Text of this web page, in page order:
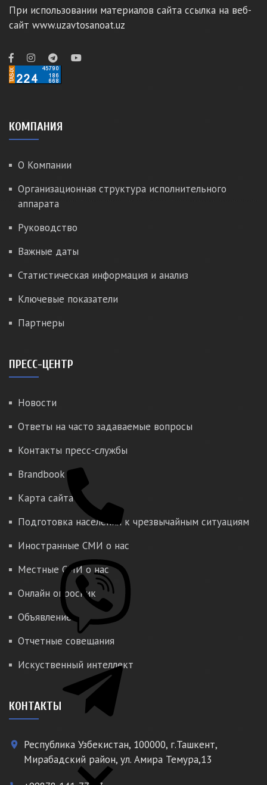
При использовании материалов сайта ссылка на веб-
сайт www.uzavtosanoat.uz
КОМПАНИЯ
О Компании
Организационная структура исполнительного
аппарата
Руководство
Важные даты
Статистическая информация и анализ
Ключевые показатели
Партнеры
ПРЕСС-ЦЕНТР
Новости
Ответы на часто задаваемые вопросы
Контакты пресс-службы
Brandbook
Карта сайта
Подготовка населения к чрезвычайным ситуациям
Иностранные СМИ о нас
Местные СМИ о нас
Онлайн опросник
Объявление
Отчетные совещания
Искуственный интеллект
КОНТАКТЫ
place
Республика Узбекистан, 100000, г.Ташкент,
Мирабадский район, ул. Амира Темура,13